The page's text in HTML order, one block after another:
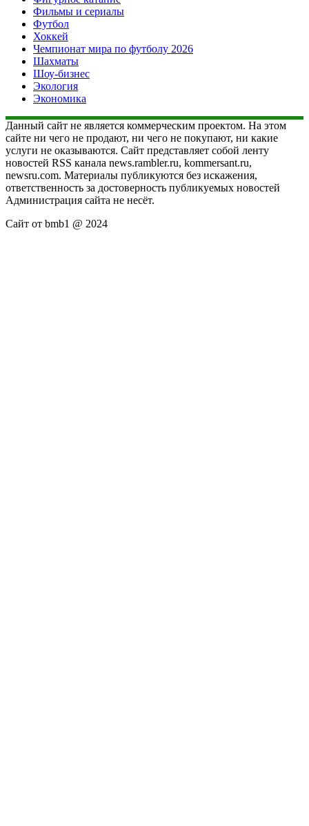
Фильмы и сериалы
Футбол
Хоккей
Чемпионат мира по футболу 2026
Шахматы
Шоу-бизнес
Экология
Экономика
Данный сайт не является коммерческим проектом. На этом
сайте ни чего не продают, ни чего не покупают, ни какие
услуги не оказываются. Сайт представляет собой ленту
новостей RSS канала news.rambler.ru, kommersant.ru,
newsru.com. Материалы публикуются без искажения,
ответственность за достоверность публикуемых новостей
Администрация сайта не несёт.
Сайт от bmb1 @ 2024